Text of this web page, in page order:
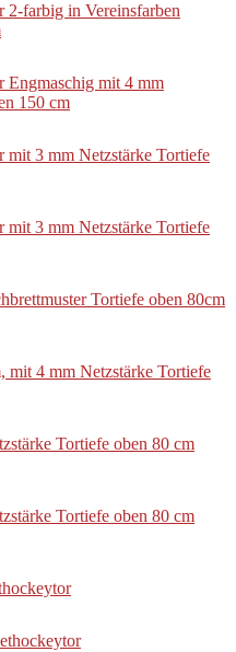
2-farbig in Vereinsfarben
Engmaschig mit 4 mm
150 cm
mit 3 mm Netzstärke Tortiefe
mit 3 mm Netzstärke Tortiefe
Tortiefe oben 80cm
mit 4 mm Netzstärke Tortiefe
Tortiefe oben 80 cm
Tortiefe oben 80 cm